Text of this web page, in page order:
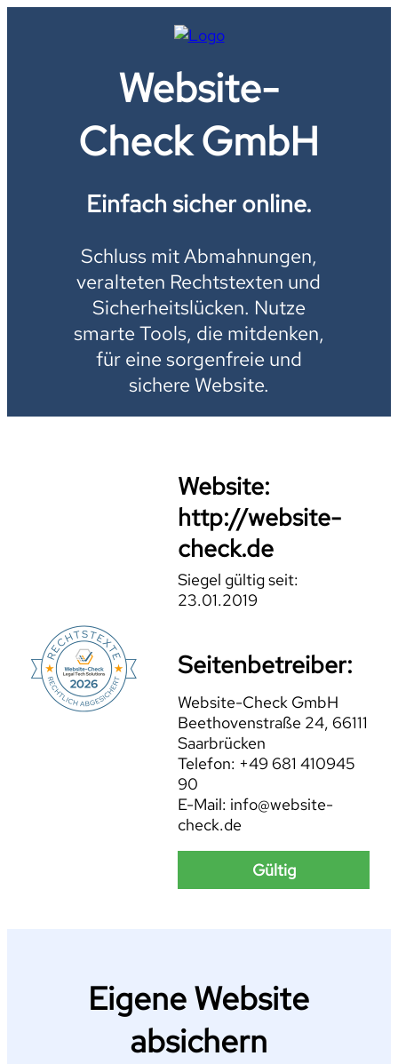
Website-
Check GmbH
Einfach sicher online.
Schluss mit Abmahnungen,
veralteten Rechtstexten und
Sicherheitslücken. Nutze
smarte Tools, die mitdenken,
für eine sorgenfreie und
sichere Website.
Website:
http://website-
check.de
Siegel gültig seit:
23.01.2019
Seitenbetreiber:
Website-Check GmbH
Beethovenstraße 24, 66111
Saarbrücken
Telefon: +49 681 410945
90
E-Mail: info@website-
check.de
Gültig
Eigene Website
absichern